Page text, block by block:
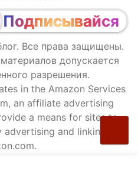
Подписывайся
Все права защищены.
допускается
разрешения.
in the Amazon Services
an affiliate advertising
a means for sites to
and linking to